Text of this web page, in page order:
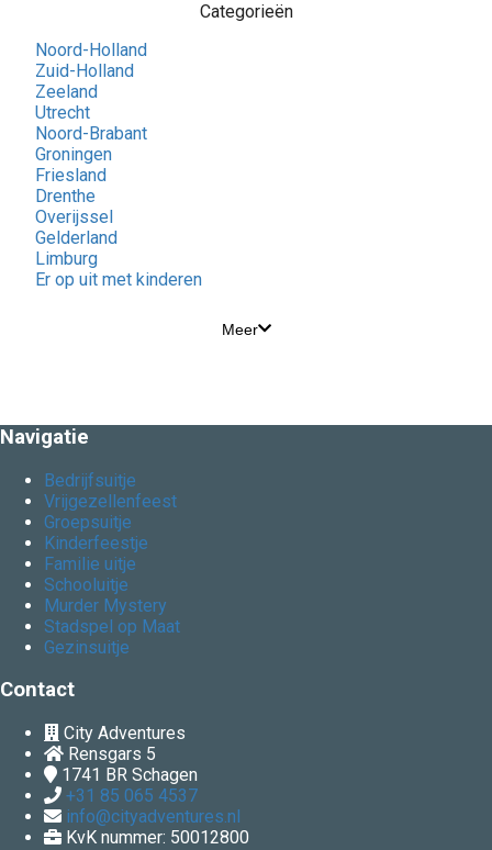
Categorieën
Noord-Holland
Zuid-Holland
Zeeland
Utrecht
Noord-Brabant
Groningen
Friesland
Drenthe
Overijssel
Gelderland
Limburg
Er op uit met kinderen
Meer
Navigatie
Bedrijfsuitje
Vrijgezellenfeest
Groepsuitje
Kinderfeestje
Familie uitje
Schooluitje
Murder Mystery
Stadspel op Maat
Gezinsuitje
Contact
City Adventures
Rensgars 5
1741 BR Schagen
+31 85 065 4537
info@cityadventures.nl
KvK nummer: 50012800